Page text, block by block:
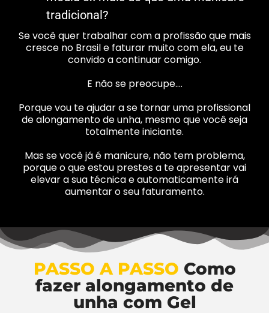
tradicional?
Se você quer trabalhar com a profissão que mais
cresce no Brasil e faturar muito com ela, eu te
convido a continuar comigo.
E não se preocupe….
Porque vou te ajudar a se tornar uma profissional
de alongamento de unha, mesmo que você seja
totalmente iniciante.
Mas se você já é manicure, não tem problema,
porque o que estou prestes a te apresentar vai
elevar a sua técnica e automaticamente irá
aumentar o seu faturamento.
PASSO A PASSO Como
fazer alongamento de
unha com Gel